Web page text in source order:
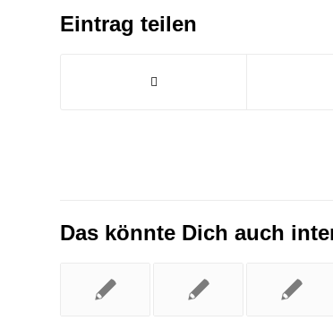
Eintrag teilen
Das könnte Dich auch